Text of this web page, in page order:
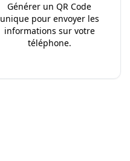
Générer un QR Code
unique pour envoyer les
informations sur votre
téléphone.